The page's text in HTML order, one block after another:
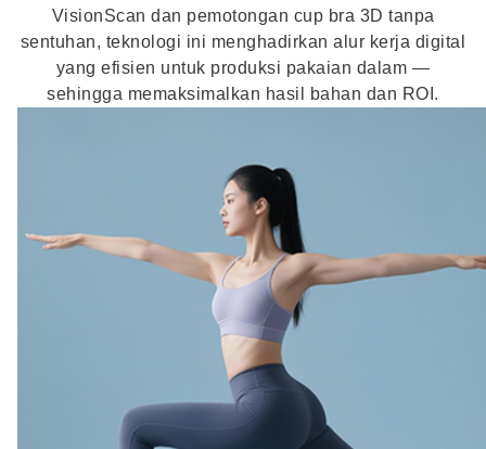
VisionScan dan pemotongan cup bra 3D tanpa
sentuhan, teknologi ini menghadirkan alur kerja digital
yang efisien untuk produksi pakaian dalam —
sehingga memaksimalkan hasil bahan dan ROI.